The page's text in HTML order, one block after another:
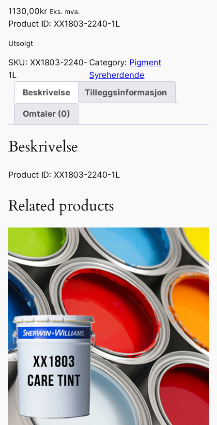
1130,00kr Eks. mva.
Product ID: XX1803-2240-1L
Utsolgt
SKU: XX1803-2240-
1L
Category: Pigment
Syreherdende
Beskrivelse
Tilleggsinformasjon
Omtaler (0)
Beskrivelse
Product ID: XX1803-2240-1L
Related products